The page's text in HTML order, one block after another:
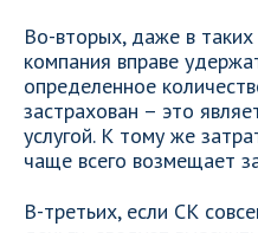
Во-вторых, даже в таких
компания вправе
определенное
застрахован – это
услугой. К тому же
чаще всего возмещает
В-третьих, если СК